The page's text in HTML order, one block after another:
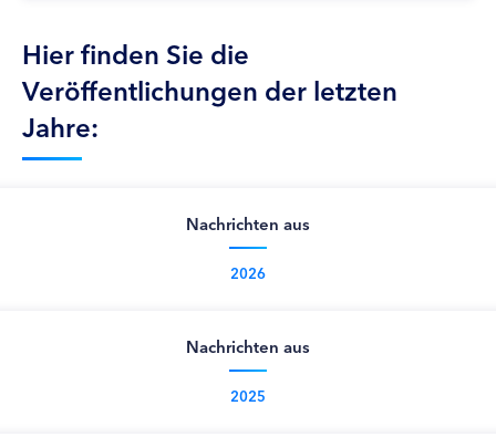
Hier finden Sie die
Veröffentlichungen der letzten
Jahre:
Nachrichten aus
2026
Nachrichten aus
2025